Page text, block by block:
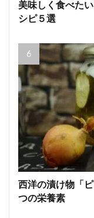
美味しく食べた
シピ５選
西洋の漬け物「
つの栄養素